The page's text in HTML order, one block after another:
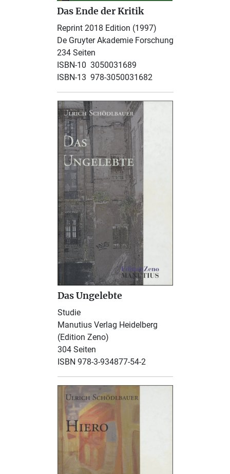
Das Ende der Kritik
Reprint 2018 Edition (1997)
De Gruyter Akademie Forschung
234 Seiten
ISBN-10 ‎ 3050031689
ISBN-13 ‎ 978-3050031682
Das Ungelebte
Studie
Manutius Verlag Heidelberg
(Edition Zeno)
304 Seiten
ISBN 978-3-934877-54-2